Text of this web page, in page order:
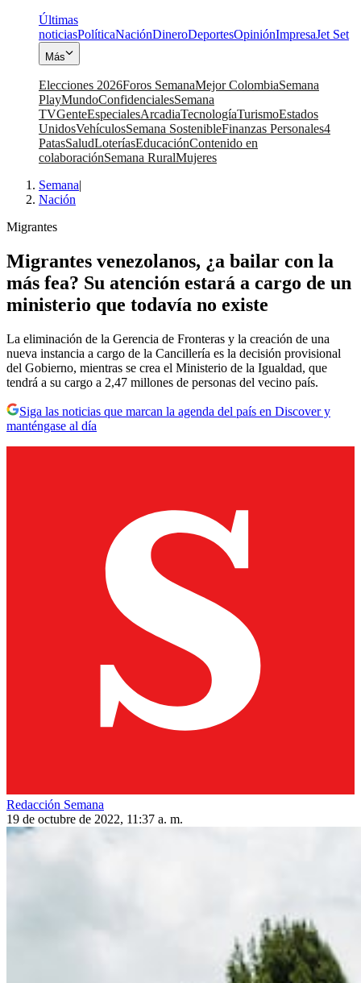
Últimas
noticiasPolíticaNaciónDineroDeportesOpiniónImpresaJet Set
Más
Elecciones 2026Foros SemanaMejor ColombiaSemana
PlayMundoConfidencialesSemana
TVGenteEspecialesArcadiaTecnologíaTurismoEstados
UnidosVehículosSemana SostenibleFinanzas Personales4
PatasSaludLoteríasEducaciónContenido en
colaboraciónSemana RuralMujeres
Semana|
Nación
Migrantes
Migrantes venezolanos, ¿a bailar con la
más fea? Su atención estará a cargo de un
ministerio que todavía no existe
La eliminación de la Gerencia de Fronteras y la creación de una
nueva instancia a cargo de la Cancillería es la decisión provisional
del Gobierno, mientras se crea el Ministerio de la Igualdad, que
tendrá a su cargo a 2,47 millones de personas del vecino país.
Siga las noticias que marcan la agenda del país en Discover y
manténgase al día
Redacción Semana
19 de octubre de 2022, 11:37 a. m.